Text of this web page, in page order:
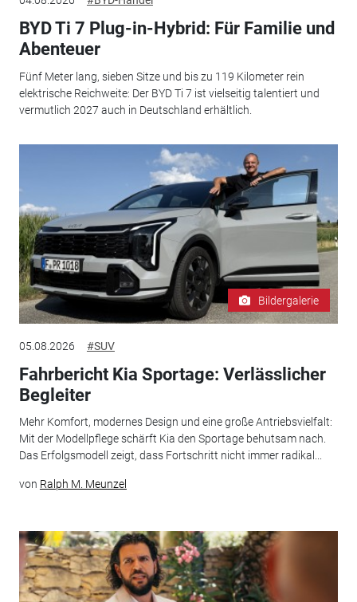
BYD Ti 7 Plug-in-Hybrid: Für Familie und
Abenteuer
Fünf Meter lang, sieben Sitze und bis zu 119 Kilometer rein
elektrische Reichweite: Der BYD Ti 7 ist vielseitig talentiert und
vermutlich 2027 auch in Deutschland erhältlich.
Bildergalerie
05.08.2026 #SUV
Fahrbericht Kia Sportage: Verlässlicher
Begleiter
Mehr Komfort, modernes Design und eine große Antriebsvielfalt:
Mit der Modellpflege schärft Kia den Sportage behutsam nach.
Das Erfolgsmodell zeigt, dass Fortschritt nicht immer radikal...
von Ralph M. Meunzel